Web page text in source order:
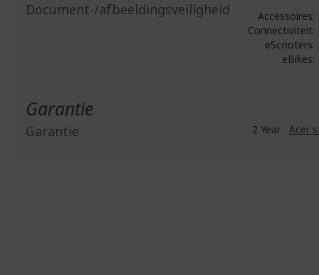
Document-/afbeeldingsveiligheid Accessoires:
Connectiviteit:
eScooters:
eBikes:
Garantie
Garantie 2 Year Acer